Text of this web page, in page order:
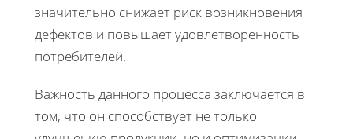
значительно снижает риск возникновения
дефектов и повышает удовлетворенность
потребителей.
Важность данного процесса заключается в
том, что он способствует не только